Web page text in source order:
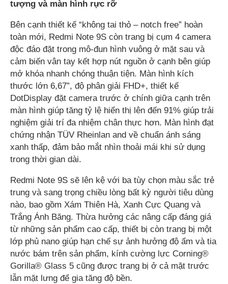
tượng và màn hình rực rỡ
Bên cạnh thiết kế “không tai thỏ – notch free” hoàn
toàn mới, Redmi Note 9S còn trang bị cụm 4 camera
độc đáo đặt trong mô-đun hình vuông ở mặt sau và
cảm biến vân tay kết hợp nút nguồn ở cạnh bên giúp
mở khóa nhanh chóng thuận tiện. Màn hình kích
thước lớn 6,67”, độ phân giải FHD+, thiết kế
DotDisplay đặt camera trước ở chính giữa cạnh trên
màn hình giúp tăng tỷ lệ hiển thị lên đến 91% giúp trải
nghiệm giải trí đa nhiệm chân thực hơn. Màn hình đạt
chứng nhận TÜV Rheinlan and về chuẩn ánh sáng
xanh thấp, đảm bảo mắt nhìn thoải mái khi sử dụng
trong thời gian dài.
Redmi Note 9S sẽ lên kệ với ba tùy chọn màu sắc trẻ
trung và sang trọng chiều lòng bất kỳ người tiêu dùng
nào, bao gồm Xám Thiên Hà, Xanh Cực Quang và
Trắng Ánh Băng. Thừa hưởng các nâng cấp đáng giá
từ những sản phẩm cao cấp, thiết bị còn trang bị một
lớp phủ nano giúp hạn chế sự ảnh hưởng độ ẩm và tia
nước bám trên sản phẩm, kính cường lực Corning®
Gorilla® Glass 5 cũng được trang bị ở cả mặt trước
lẫn mặt lưng để gia tăng độ bền.